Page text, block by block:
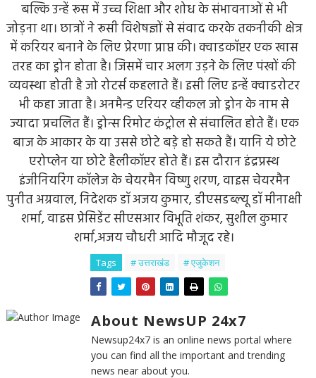
बल्कि उन्हें रूस में उच्च शिक्षा और शोध के संभावनाओं से भी
जोड़ना था। छात्रों ने रूसी विशेषज्ञों से संवाद करके तकनीकी क्षेत्र
में करियर बनाने के लिए प्रेरणा प्राप्त की। क्वाडकॉप्टर एक खास
तरह का ड्रोन होता है। जिसमें चार अलग उड़ने के लिए पंखों की
व्यवस्था होती है जो रोटर्स कहलाते हैं। इसी लिए इन्हें क्वाडरोटर
भी कहा जाता है। अनमैन्ड एरियर व्हीकल जो ड्रोन के नाम से
ज्यादा प्रचलित हैं। ड्रोन्स रिमोट कंट्रोल से संचालित होते हैं। एक
बाज के आकार के या उससे छोटे बड़े हो सकते हैं। यानि ये छोटे
एरोप्लेन या छोटे हैलीकॉप्टर होते हैं। इस दौरान इंद्रप्रस्थ
इंजीनियरिंग कॉलेज के चेयरमैन विष्णु शरण, वाइस चेयरमैन
पुनीत अग्रवाल, निदेशक डॉ अजय कुमार, डीएसडब्ल्यू डॉ मीनाक्षी
शर्मा, वाइस प्रेसिडेंट सीएसआर विभूति शंकर, सुशील कुमार
शर्मा,अजय चौधरी आदि मौजूद रहे।
Tags # उत्तराखंड # एजुकेशन
About NewsUP 24x7
Newsup24x7 is an online news portal where
you can find all the important and trending
news near about you.